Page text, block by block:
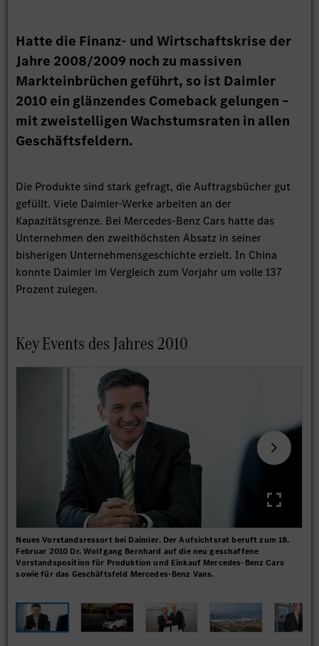
Hatte die Finanz- und Wirtschaftskrise der
Jahre 2008/2009 noch zu massiven
Markteinbrüchen geführt, so ist Daimler
2010 ein glänzendes Comeback gelungen –
mit zweistelligen Wachstumsraten in allen
Geschäftsfeldern.
Die Produkte sind stark gefragt, die Auftragsbücher gut
gefüllt. Viele Daimler-Werke arbeiten an der
Kapazitätsgrenze. Bei Mercedes-Benz Cars hatte das
Unternehmen den zweithöchsten Absatz in seiner
bisherigen Unternehmensgeschichte erzielt. In China
konnte Daimler im Vergleich zum Vorjahr um volle 137
Prozent zulegen.
Key Events des Jahres 2010
Neues Vorstandsressort bei Daimler. Der Aufsichtsrat beruft zum 18.
Februar 2010 Dr. Wolfgang Bernhard auf die neu geschaffene
Vorstandsposition für Produktion und Einkauf Mercedes-Benz Cars
sowie für das Geschäftsfeld Mercedes-Benz Vans.